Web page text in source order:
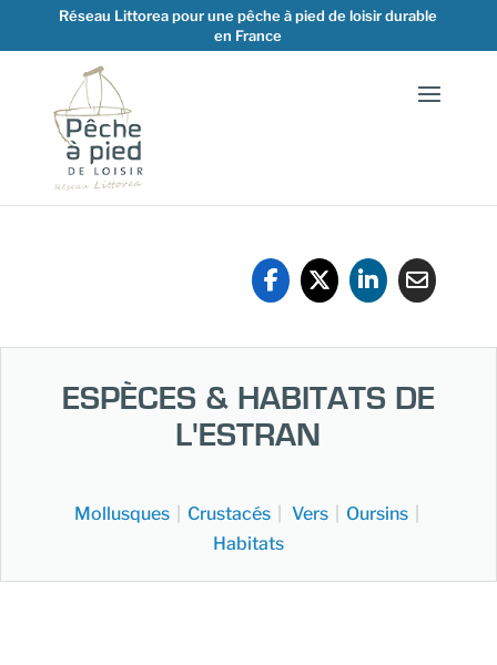
Réseau Littorea pour une pêche à pied de loisir durable
en France
ESPÈCES & HABITATS DE
L'ESTRAN
Mollusques| Crustacés| Vers| Oursins|
Habitats